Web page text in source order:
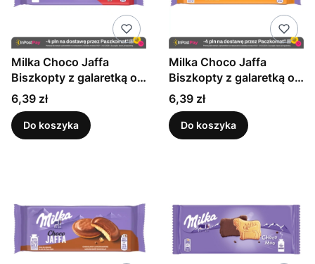
Milka Choco Jaffa
Biszkopty z galaretką o
smaku malinowym
oblewane czekoladą
mleczną 147 g
Cena
6,39 zł
Do koszyka
Milka Choco Jaffa
Biszkopty z galaretką o
smaku pomarańczowym
oblewane czekoladą
mleczną 147 g
Cena
6,39 zł
Do koszyka